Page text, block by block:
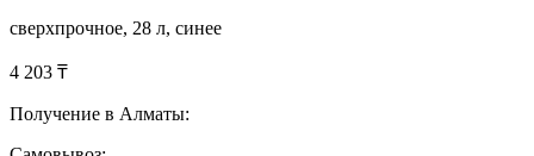
сверхпрочное, 28 л, синее
4 203 ₸
Получение в Алматы: